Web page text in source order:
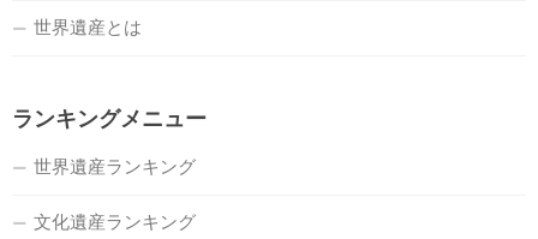
世界遺産とは
ランキングメニュー
世界遺産ランキング
文化遺産ランキング